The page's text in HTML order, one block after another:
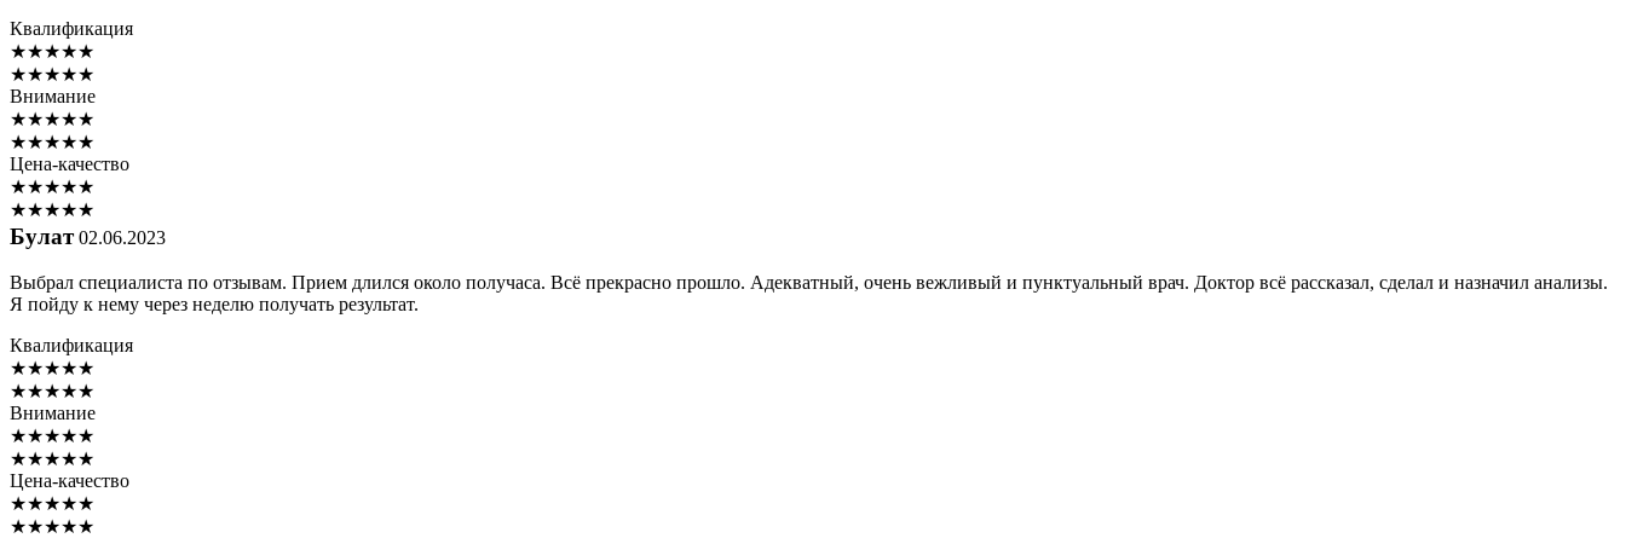
Квалификация
★★★★★
★★★★★
Внимание
★★★★★
★★★★★
Цена-качество
★★★★★
★★★★★
Булат 02.06.2023
Выбрал специалиста по отзывам. Прием длился около получаса. Всё прекрасно прошло. Адекватный, очень вежливый и пунктуальный врач. Доктор всё рассказал, сделал и назначил анализы.
Я пойду к нему через неделю получать результат.
Квалификация
★★★★★
★★★★★
Внимание
★★★★★
★★★★★
Цена-качество
★★★★★
★★★★★